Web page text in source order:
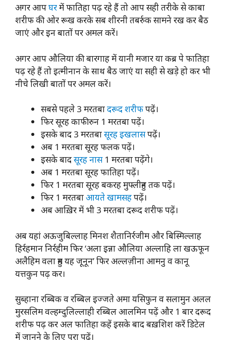
अगर आपघरमें फातिहा पढ़ रहे हैं तो आप सही तरीके से काबा
शरीफ की ओर रूख करके सब शीरनी तबर्रुक सामने रख कर बैठ
जाएं और इन बातों पर अमल करें।
अगर आप औलिया की बारगाह में यानी मजार या कब्र पे फातिहा
पढ़ रहे हैं तो इत्मीनान के साथ बैठ जाएं या सही से खड़े हो कर भी
नीचे लिखी बातों पर अमल करें।
सबसे पहले 3 मरतबादरूद शरीफपढ़ें।
फिर सूरह काफीरुन 1 मरतबा पढ़ें।
इसके बाद 3 मरतबासूरह इखलासपढ़ें।
अब 1 मरतबा सूरह फलक पढ़ें।
इसके बादसूरह नास1 मरतबा पढ़ेंगे।
अब 1 मरतबा सूरह फातिहा पढ़ें।
फिर 1 मरतबा सूरह बकरह मुफ्लीहुन तक पढ़ें।
फिर 1 मरतबाआयते खामसहपढ़ें।
अब आख़िर में भी 3 मरतबा दरूद शरीफ पढ़ें।
अब यहां अऊजुबिल्लाह मिनश शैतानिर्रजीम और बिस्मिल्लाह
हिर्रहमान निर्रहीम फिर ‘अला इन्ना औलिया अल्लाहि ला खऊफून
अलैहिम वला हुम यह जूनून’ फिर अल्लज़ीना आमनु व कानू
यत्तकुन पढ़ कर।
सुब्हाना रब्बिक व रब्बिल इज्जते अमा यसिफुन व सलामुन अलल
मुरसलिम वल्हम्दुलिल्लाही रब्बिल आलमिन पढ़ें और 1 बार दरूद
शरीफ पढ़ कर अल फातिहा कहें इसके बाद बख़शिश करें डिटेल
में जानने के लिए पूरा पढ़ें।